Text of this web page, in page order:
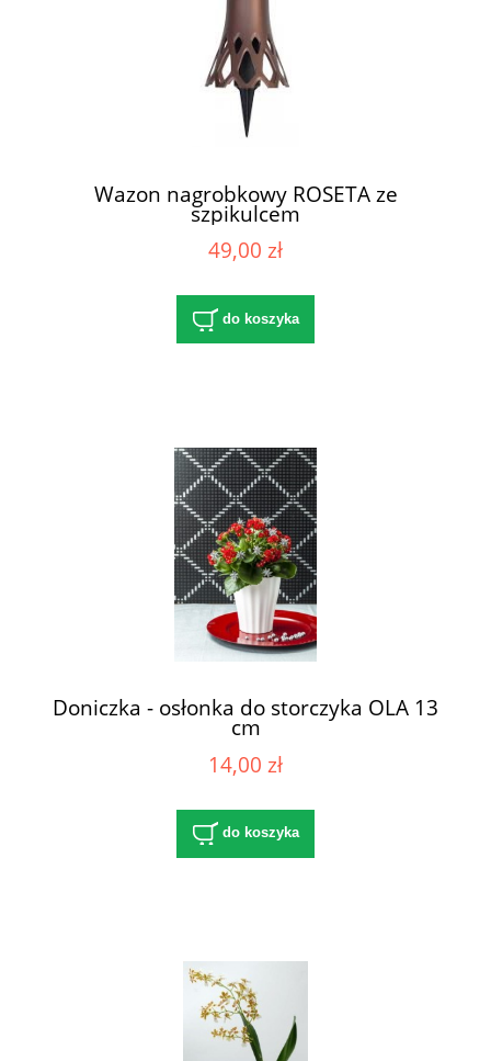
Wazon nagrobkowy ROSETA ze
szpikulcem
49,00 zł
do koszyka
Doniczka - osłonka do storczyka OLA 13
cm
14,00 zł
do koszyka